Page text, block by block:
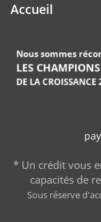
Accueil
* Un crédit vous
capacités de
Sous réserve